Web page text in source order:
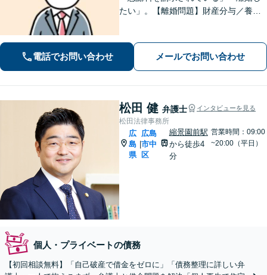
たい」。【離婚問題】財産分与／養育
請求など【相続・遺言】料金は明確に
細かく設定【初回相談無料】
電話でお問い合わせ メールでお問い合わせ
松田 健 弁護士 インタビューを見る
松田法律事務所
広
島
県
|
広島
市中
区
縮景園前駅
から徒歩4
分
営業時間：09:00
~20:00（平日）
個人・プライベートの債務
【初回相談無料】「自己破産で借金をゼロに」「債務整理に詳しい弁